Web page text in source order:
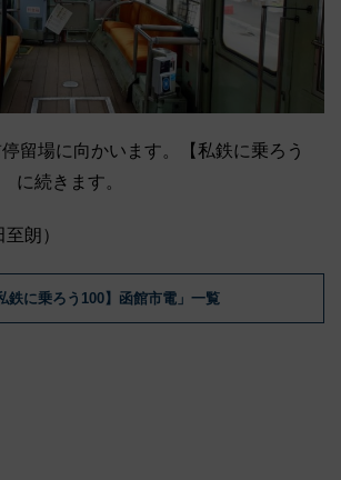
留場に向かいます。【私鉄に乗ろう
に続きます。
朗）
鉄に乗ろう100】函館市電」一覧